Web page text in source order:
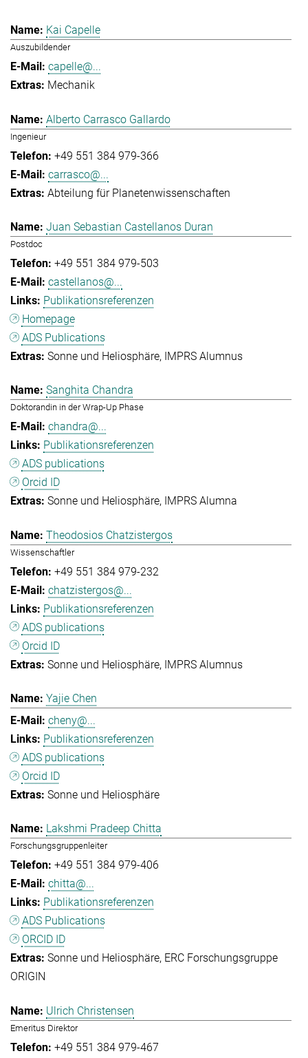
Kai Capelle
Auszubildender
capelle@...
Mechanik
Alberto Carrasco Gallardo
Ingenieur
+49 551 384 979-366
carrasco@...
Abteilung für Planetenwissenschaften
Juan Sebastian Castellanos Duran
Postdoc
+49 551 384 979-503
castellanos@...
Publikationsreferenzen
Homepage
ADS Publications
Sonne und Heliosphäre IMPRS Alumnus
Sanghita Chandra
Doktorandin in der Wrap-Up Phase
chandra@...
Publikationsreferenzen
ADS publications
Orcid ID
Sonne und Heliosphäre
IMPRS Alumna
Theodosios Chatzistergos
Wissenschaftler
+49 551 384 979-232
chatzistergos@...
Publikationsreferenzen
ADS publications
Orcid ID
Sonne und Heliosphäre IMPRS Alumnus
Yajie Chen
cheny@...
Publikationsreferenzen
ADS publications
Orcid ID
Sonne und Heliosphäre
Lakshmi Pradeep Chitta
Forschungsgruppenleiter
+49 551 384 979-406
chitta@...
Publikationsreferenzen
ADS Publications
ORCID ID
Sonne und Heliosphäre ERC Forschungsgruppe
ORIGIN
Ulrich Christensen
Emeritus Direktor
+49 551 384 979-467